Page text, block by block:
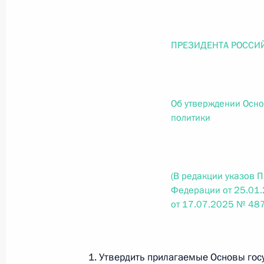
О внесении изменений в Федеральный
юрисдикции в Российской Федерации»
Федеральный закон от
ПРЕЗИДЕНТА
Об утверждении
политики
(В редакции указов
Федерации от
от 17.07.2025 №
1. Утвердить прилагаемые Основы